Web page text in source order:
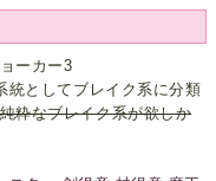
ーカー3
統としてブレイク系に分類
粋なブレイク系が欲しか